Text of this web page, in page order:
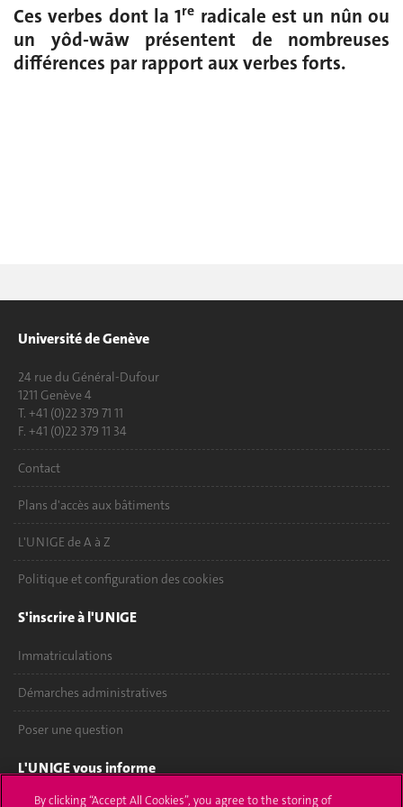
Ces verbes dont la 1re radicale est un nûn ou
un yôd-wāw présentent de nombreuses
différences par rapport aux verbes forts.
Université de Genève
24 rue du Général-Dufour
1211 Genève 4
T. +41 (0)22 379 71 11
F. +41 (0)22 379 11 34
Contact
Plans d'accès aux bâtiments
L'UNIGE de A à Z
Politique et configuration des cookies
S'inscrire à l'UNIGE
Immatriculations
Démarches administratives
Poser une question
L'UNIGE vous informe
By clicking “Accept All Cookies”, you agree to the storing of